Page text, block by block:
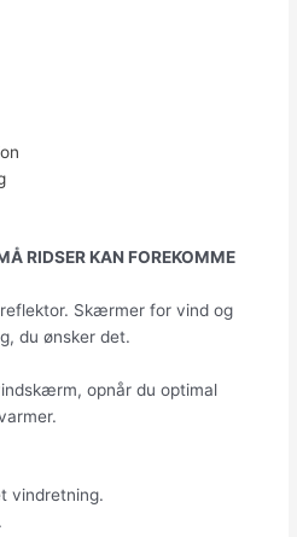
RIDSER KAN FOREKOMME
Skærmer for vind og
du ønsker det.
opnår du optimal
vindretning.